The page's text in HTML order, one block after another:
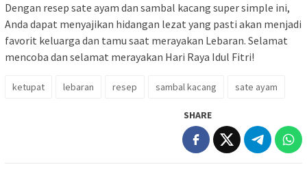
Dengan resep sate ayam dan sambal kacang super simple ini,
Anda dapat menyajikan hidangan lezat yang pasti akan menjadi
favorit keluarga dan tamu saat merayakan Lebaran. Selamat
mencoba dan selamat merayakan Hari Raya Idul Fitri!
ketupat lebaran resep sambal kacang sate ayam
SHARE